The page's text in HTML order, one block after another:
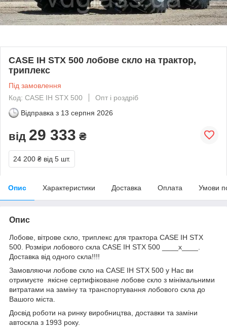
CASE IH STX 500 лобове скло на трактор,
триплекс
Під замовлення
Код: CASE IH STX 500
Опт і роздріб
Відправка з 13 серпня 2026
від 29 333 ₴
24 200 ₴ від 5 шт.
Опис Характеристики Доставка Оплата Умови
Опис
Лобове, вітрове скло, триплекс для трактора CASE IH STX
500. Розміри лобового скла CASE IH STX 500 ____x____.
Доставка від одного скла!!!!
Замовляючи лобове скло на CASE IH STX 500 у Нас ви
отримуєте якісне сертифіковане лобове скло з мінімальними
витратами на заміну та транспортування лобового скла до
Вашого міста.
Досвід роботи на ринку виробництва, доставки та заміни
автоскла з 1993 року.